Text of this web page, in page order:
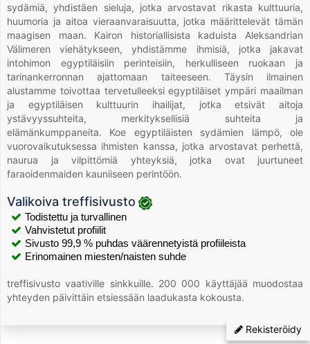
sydämiä, yhdistäen sieluja, jotka arvostavat rikasta kulttuuria,
huumoria ja aitoa vieraanvaraisuutta, jotka määrittelevät tämän
maagisen maan. Kairon historiallisista kaduista Aleksandrian
Välimeren viehätykseen, yhdistämme ihmisiä, jotka jakavat
intohimon egyptiläisiin perinteisiin, herkulliseen ruokaan ja
tarinankerronnan ajattomaan taiteeseen. Täysin ilmainen
alustamme toivottaa tervetulleeksi egyptiläiset ympäri maailman
ja egyptiläisen kulttuurin ihailijat, jotka etsivät aitoja
ystävyyssuhteita, merkityksellisiä suhteita ja
elämänkumppaneita. Koe egyptiläisten sydämien lämpö, ole
vuorovaikutuksessa ihmisten kanssa, jotka arvostavat perhettä,
naurua ja vilpittömiä yhteyksiä, jotka ovat juurtuneet
faraoidenmaiden kauniiseen perintöön.
Valikoiva treffisivusto
Todistettu ja turvallinen
Vahvistetut profiilit
Sivusto 99,9 % puhdas väärennetyistä profiileista
Erinomainen miesten/naisten suhde
treffisivusto vaativille sinkkuille. 200 000 käyttäjää muodostaa
yhteyden päivittäin etsiessään laadukasta kokousta.
Rekisteröidy